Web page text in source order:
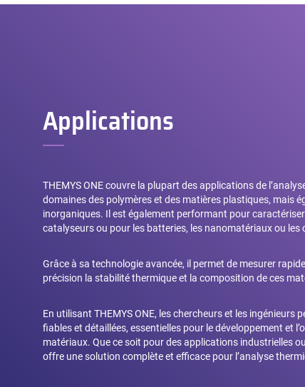
Applications
THEMYS ONE couvre la plupart des applications de
domaines des polymères et des matières plastiques, mais
inorganiques. Il est également performant pour
catalyseurs ou pour les batteries, les nanomatériaux ou les
Grâce à sa technologie avancée, il permet de mesurer
précision la stabilité thermique et la composition de ces
En utilisant THEMYS ONE, les chercheurs et les ingénieurs
fiables et détaillées, essentielles pour le développement et
matériaux. Que ce soit pour des applications industrielles
offre une solution complète et efficace pour l’analyse